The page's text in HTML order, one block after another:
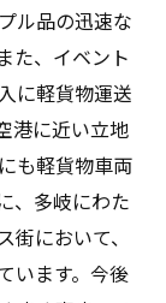
ル品の迅速な
た、イベント
に軽貨物運送
港に近い立地
も軽貨物車両
、多岐にわた
において、
います。今後